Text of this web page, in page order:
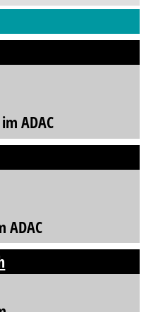
ADAC
ADAC